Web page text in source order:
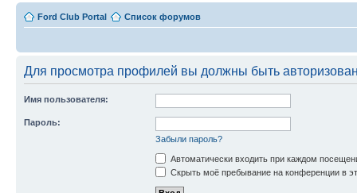
Ford Club Portal Список форумов
Для просмотра профилей вы должны быть
Имя пользователя:
Пароль:
Забыли пароль?
Автоматически входить при каждом
Скрыть моё пребывание на конференции в